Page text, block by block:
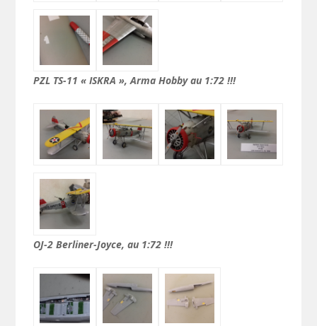
PZL TS-11 « ISKRA », Arma Hobby au 1:72 !!!
OJ-2 Berliner-Joyce, au 1:72 !!!